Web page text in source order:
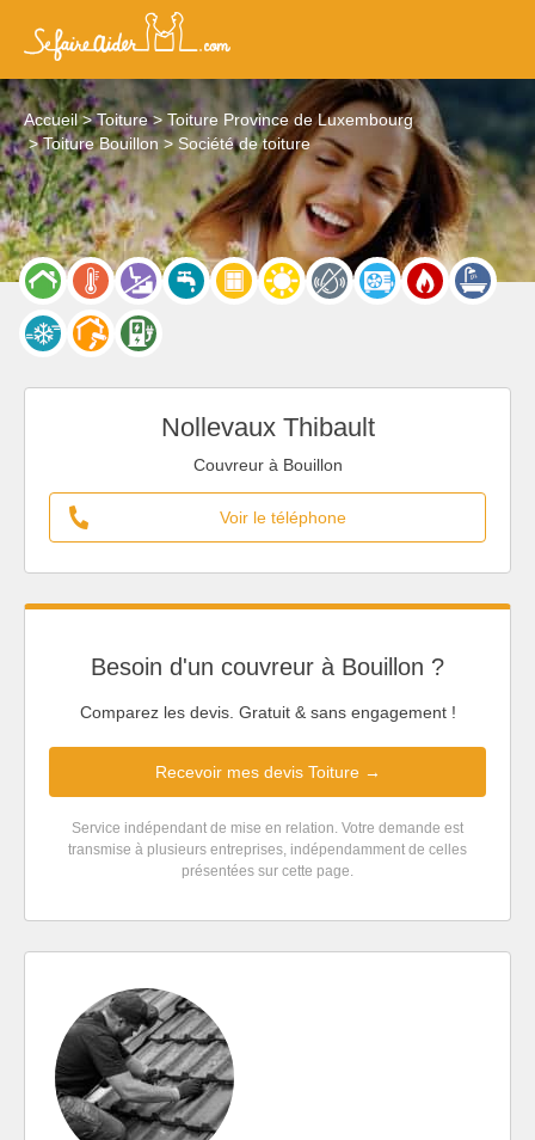
Accueil Toiture
Toiture Province de Luxembourg
Toiture Bouillon
Société de toiture
Nollevaux Thibault
Couvreur à Bouillon
Voir le téléphone
Besoin d'un couvreur à Bouillon ?
Comparez les devis. Gratuit & sans engagement !
Recevoir mes devis Toiture →
Service indépendant de mise en relation. Votre demande est
transmise à plusieurs entreprises, indépendamment de celles
présentées sur cette page.